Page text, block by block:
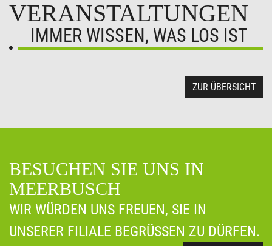
VERANSTALTUNGEN
IMMER WISSEN, WAS LOS IST
ZUR ÜBERSICHT
BESUCHEN SIE UNS IN
MEERBUSCH
WIR WÜRDEN UNS FREUEN, SIE IN
UNSERER FILIALE BEGRÜSSEN ZU DÜRFEN.